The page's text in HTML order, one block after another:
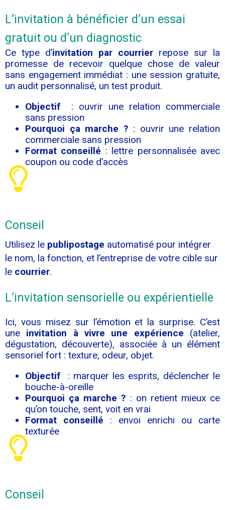
L’invitation à bénéficier d’un essai
gratuit ou d’un diagnostic
Ce type d’invitation par courrier repose sur la
promesse de recevoir quelque chose de valeur
sans engagement immédiat : une session gratuite,
un audit personnalisé, un test produit.
Objectif : ouvrir une relation commerciale
sans pression
Pourquoi ça marche ? : ouvrir une relation
commerciale sans pression
Format conseillé : lettre personnalisée avec
coupon ou code d’accès
Conseil
Utilisez le publipostage automatisé pour intégrer
le nom, la fonction, et l’entreprise de votre cible sur
le courrier.
L’invitation sensorielle ou expérientielle
Ici, vous misez sur l’émotion et la surprise. C’est
une invitation à vivre une expérience (atelier,
dégustation, découverte), associée à un élément
sensoriel fort : texture, odeur, objet.
Objectif : marquer les esprits, déclencher le
bouche-à-oreille
Pourquoi ça marche ? : on retient mieux ce
qu’on touche, sent, voit en vrai
Format conseillé : envoi enrichi ou carte
texturée
Conseil